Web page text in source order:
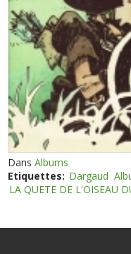
DansAlbums
Etiquettes: Dargaud
LA QUETE DE L'OISEAU